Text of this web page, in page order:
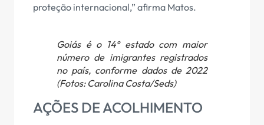
proteção internacional,” afirma Matos.
Goiás é o 14º estado com maior
número de imigrantes registrados
no país, conforme dados de 2022
(Fotos: Carolina Costa/Seds)
AÇÕES DE ACOLHIMENTO